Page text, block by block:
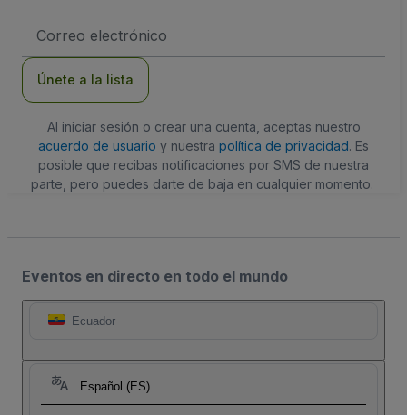
de
Únete a la lista
Al iniciar sesión o crear una cuenta, aceptas nuestro
acuerdo de usuario y nuestra política de privacidad. Es
posible que recibas notificaciones por SMS de nuestra
parte, pero puedes darte de baja en cualquier momento.
Eventos en directo en todo el mundo
Ecuador
Español (ES)